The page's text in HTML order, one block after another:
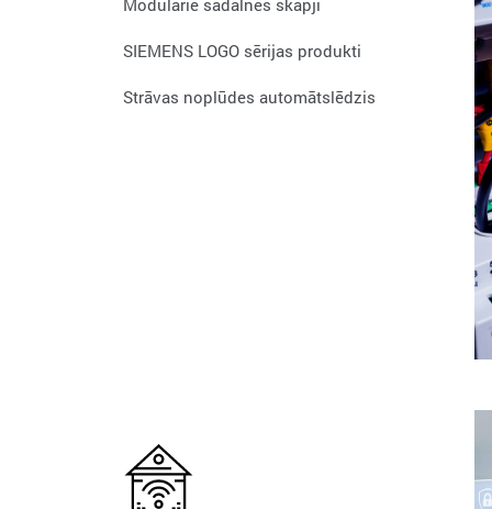
Modulārie sadalnes skapji
SIEMENS LOGO sērijas produkti
Strāvas noplūdes automātslēdzis